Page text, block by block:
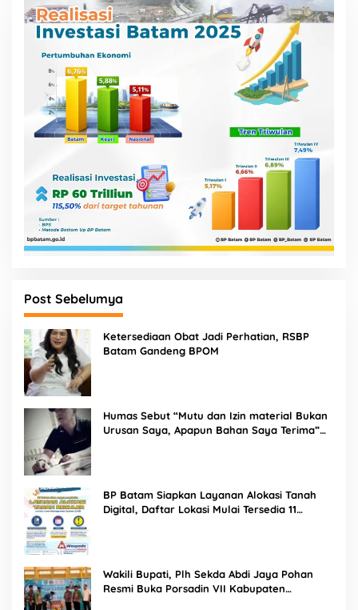
Post Sebelumya
Ketersediaan Obat Jadi Perhatian, RSBP
Batam Gandeng BPOM
Humas Sebut “Mutu dan Izin material Bukan
Urusan Saya, Apapun Bahan Saya Terima”
BP Batam Siapkan Layanan Alokasi Tanah
Digital, Daftar Lokasi Mulai Tersedia 11
Wakili Bupati, Plh Sekda Abdi Jaya Pohan
Resmi Buka Porsadin VII Kabupaten